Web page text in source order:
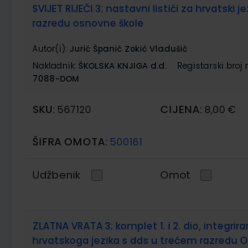
SVIJET RIJEČI 3; nastavni listići za hrvatski
razredu osnovne škole
Autor(i): Jurić Španić Zokić Vladušić
Nakladnik: ŠKOLSKA KNJIGA d.d.
Registarski broj
7088-DOM
SKU: 567120 CIJENA: 8,00 €
ŠIFRA OMOTA: 500161
Udžbenik Omot
ZLATNA VRATA 3; komplet 1. i 2. dio,
hrvatskoga jezika s dds u trećem razredu